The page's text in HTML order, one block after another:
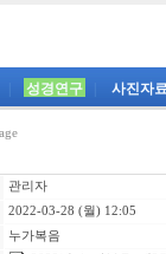
성경연구 사진자
관리자
2022-03-28 (월) 12:05
누가복음